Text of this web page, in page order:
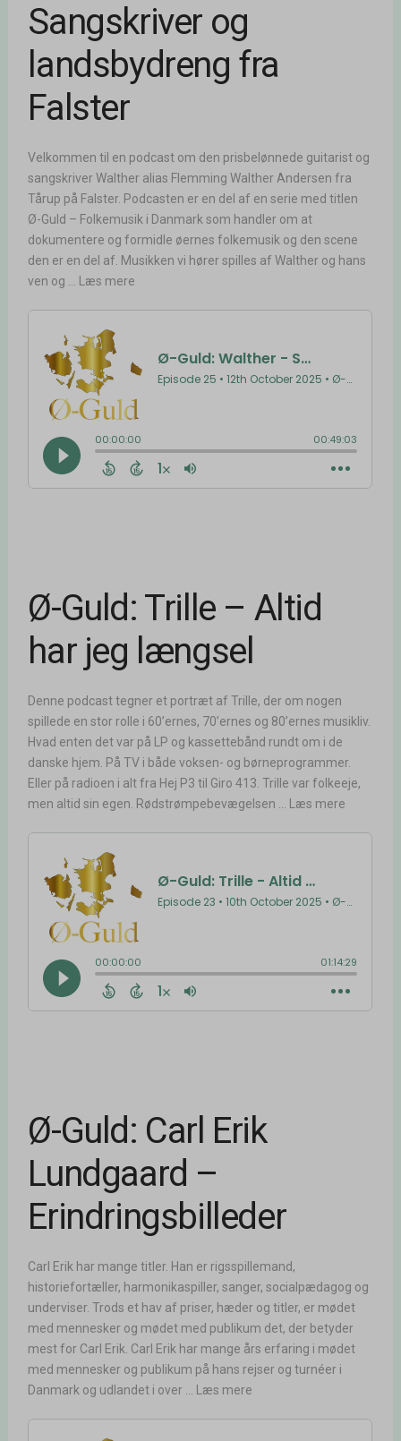
Sangskriver og
landsbydreng fra
Falster
Velkommen til en podcast om den prisbelønnede guitarist og
sangskriver Walther alias Flemming Walther Andersen fra
Tårup på Falster. Podcasten er en del af en serie med titlen
Ø-Guld – Folkemusik i Danmark som handler om at
dokumentere og formidle øernes folkemusik og den scene
den er en del af. Musikken vi hører spilles af Walther og hans
ven og ... Læs mere
Ø-Guld: Trille – Altid
har jeg længsel
Denne podcast tegner et portræt af Trille, der om nogen
spillede en stor rolle i 60’ernes, 70’ernes og 80’ernes musikliv.
Hvad enten det var på LP og kassettebånd rundt om i de
danske hjem. På TV i både voksen- og børneprogrammer.
Eller på radioen i alt fra Hej P3 til Giro 413. Trille var folkeeje,
men altid sin egen. Rødstrømpebevægelsen ... Læs mere
Ø-Guld: Carl Erik
Lundgaard –
Erindringsbilleder
Carl Erik har mange titler. Han er rigsspillemand,
historiefortæller, harmonikaspiller, sanger, socialpædagog og
underviser. Trods et hav af priser, hæder og titler, er mødet
med mennesker og mødet med publikum det, der betyder
mest for Carl Erik. Carl Erik har mange års erfaring i mødet
med mennesker og publikum på hans rejser og turnéer i
Danmark og udlandet i over ... Læs mere